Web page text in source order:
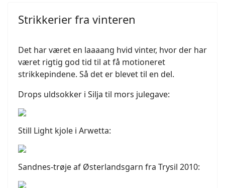
Strikkerier fra vinteren
Det har været en laaaang hvid vinter, hvor der har
været rigtig god tid til at få motioneret
strikkepindene. Så det er blevet til en del.
Drops uldsokker i Silja til mors julegave:
Still Light kjole i Arwetta:
Sandnes-trøje af Østerlandsgarn fra Trysil 2010: